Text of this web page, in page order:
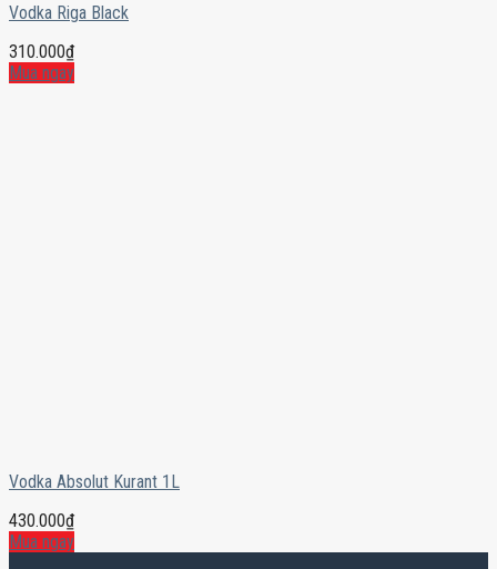
Vodka Riga Black
310.000₫
Mua ngay
Vodka Absolut Kurant 1L
430.000₫
Mua ngay